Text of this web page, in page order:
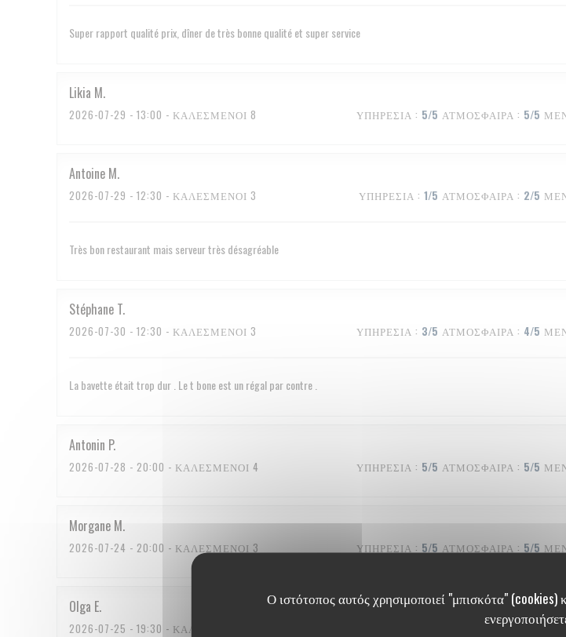
Ο ιστότοπος αυτός χρησιμοποιεί "μπισκότα" (cookies)
Super rapport qualité prix, dîner de très bonne qualité et super service
Likia M
2026-07-29 - 13:00 - ΚΑΛΕΣΜΈΝΟΙ 8 ΥΠΗΡΕΣΊΑ : 5/5 ΑΤΜΌΣΦΑΙΡΑ : 5/5
Antoine M
2026-07-29 - 12:30 - ΚΑΛΕΣΜΈΝΟΙ 3 ΥΠΗΡΕΣΊΑ : 1/5 ΑΤΜΌΣΦΑΙΡΑ : 2/5
Très bon restaurant mais serveur très désagréable
Stéphane T
2026-07-30 - 12:30 - ΚΑΛΕΣΜΈΝΟΙ 3 ΥΠΗΡΕΣΊΑ : 3/5 ΑΤΜΌΣΦΑΙΡΑ : 4/5
La bavette était trop dur . Le t bone est un régal par contre .
Antonin P
2026-07-28 - 20:00 - ΚΑΛΕΣΜΈΝΟΙ 4 ΥΠΗΡΕΣΊΑ : 5/5 ΑΤΜΌΣΦΑΙΡΑ : 5/5
Morgane M
2026-07-24 - 20:00 - ΚΑΛΕΣΜΈΝΟΙ 3 ΥΠΗΡΕΣΊΑ : 5/5 ΑΤΜΌΣΦΑΙΡΑ : 5/5
Olga E
2026-07-25 - 19:30 - ΚΑΛΕΣΜΈΝΟΙ 2 ΑΤΜΌΣΦΑΙΡΑ : 4/5